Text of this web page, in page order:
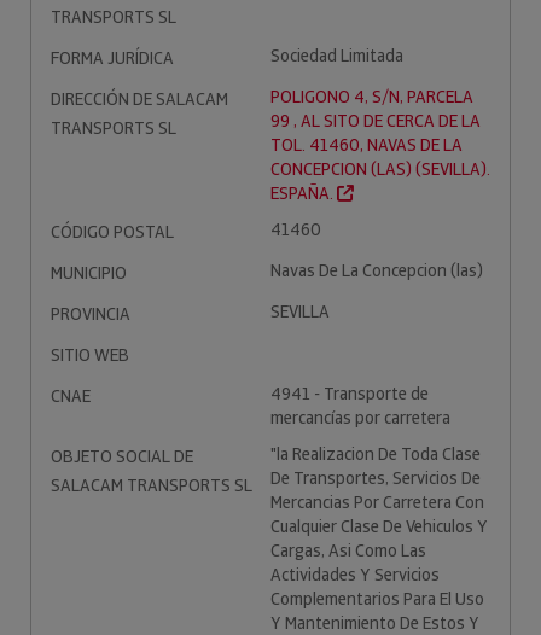
TRANSPORTS SL
FORMA JURÍDICA
Sociedad Limitada
DIRECCIÓN DE SALACAM
TRANSPORTS SL
POLIGONO 4, S/N, PARCELA
99 , AL SITO DE CERCA DE LA
TOL. 41460, NAVAS DE LA
CONCEPCION (LAS) (SEVILLA).
ESPAÑA.
CÓDIGO POSTAL
41460
MUNICIPIO
Navas De La Concepcion (las)
PROVINCIA
SEVILLA
SITIO WEB
CNAE
4941 - Transporte de
mercancías por carretera
OBJETO SOCIAL DE
SALACAM TRANSPORTS SL
"la Realizacion De Toda Clase
De Transportes, Servicios De
Mercancias Por Carretera Con
Cualquier Clase De Vehiculos Y
Cargas, Asi Como Las
Actividades Y Servicios
Complementarios Para El Uso
Y Mantenimiento De Estos Y